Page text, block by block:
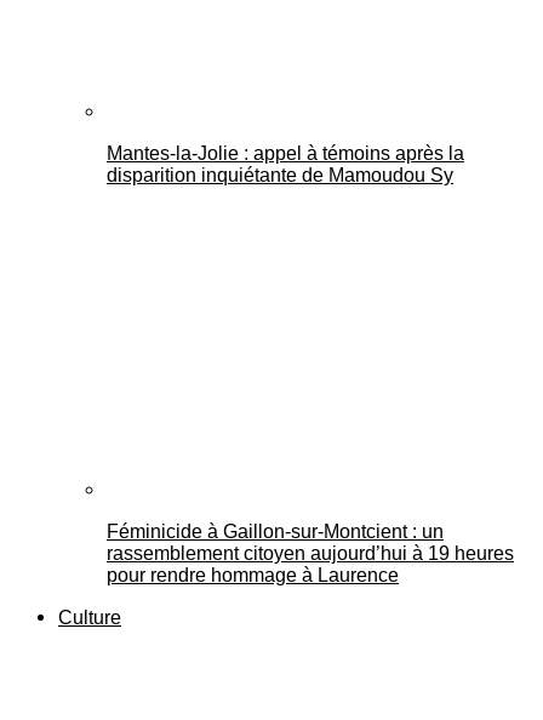
Mantes-la-Jolie : appel à témoins après la
disparition inquiétante de Mamoudou Sy
Féminicide à Gaillon‑sur‑Montcient : un
rassemblement citoyen aujourd’hui à 19 heures
pour rendre hommage à Laurence
Culture